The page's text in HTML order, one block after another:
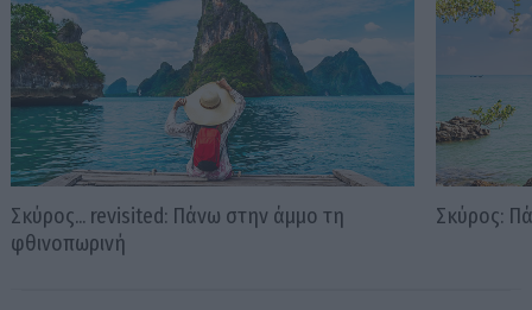
Σκύρος... revisited: Πάνω στην άμμο τη
φθινοπωρινή
Σκύρος: